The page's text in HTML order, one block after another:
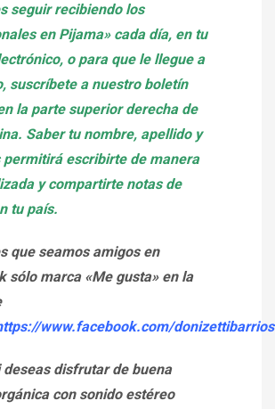
seguir recibiendo los
en Pijama» cada día, en tu
o para que le llegue a
suscríbete a nuestro boletín
la parte superior derecha de
Saber tu nombre, apellido y
permitirá escribirte de manera
y compartirte notas de
tu país.
que seamos amigos en
sólo marca «Me gusta» en la
www.facebook.com/donizettibarrios
deseas disfrutar de buena
con sonido estéreo